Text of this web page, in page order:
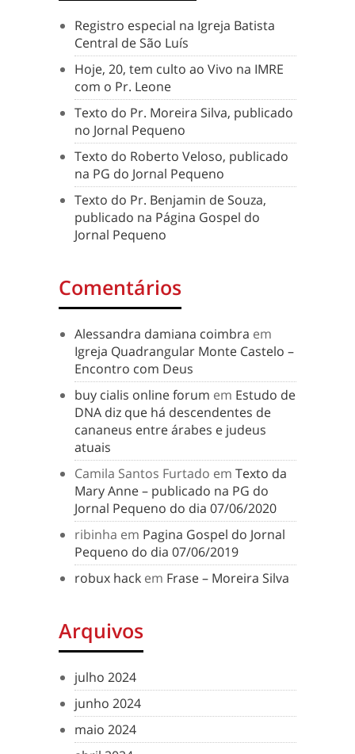
Registro especial na Igreja Batista
Central de São Luís
Hoje, 20, tem culto ao Vivo na IMRE
com o Pr. Leone
Texto do Pr. Moreira Silva, publicado
no Jornal Pequeno
Texto do Roberto Veloso, publicado
na PG do Jornal Pequeno
Texto do Pr. Benjamin de Souza,
publicado na Página Gospel do
Jornal Pequeno
Comentários
Alessandra damiana coimbra em
Igreja Quadrangular Monte Castelo –
Encontro com Deus
buy cialis online forum em Estudo de
DNA diz que há descendentes de
cananeus entre árabes e judeus
atuais
Camila Santos Furtado em Texto da
Mary Anne – publicado na PG do
Jornal Pequeno do dia 07/06/2020
ribinha em Pagina Gospel do Jornal
Pequeno do dia 07/06/2019
robux hack em Frase – Moreira Silva
Arquivos
julho 2024
junho 2024
maio 2024